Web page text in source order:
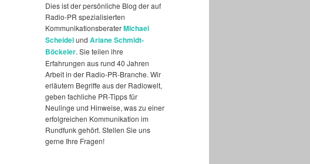
Dies ist der persönliche Blog der auf
Radio-PR spezialisierten
KommunikationsberaterMichael
Scheidelund Ariane Schmidt-
Böckeler. Sie teilen ihre
Erfahrungen aus rund 40 Jahren
Arbeit in der Radio-PR-Branche. Wir
erläutern Begriffe aus der Radiowelt,
geben fachliche PR-Tipps für
Neulinge und Hinweise, was zu einer
erfolgreichen Kommunikation im
Rundfunk gehört. Stellen Sie uns
gerne Ihre Fragen!